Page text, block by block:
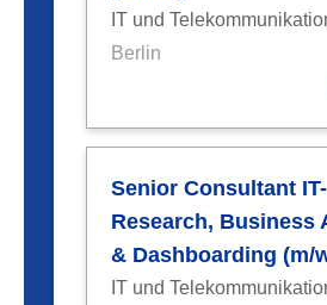
IT und
Berlin
Senior Consultant IT-
Research, Business
& Dashboarding (m/
IT und